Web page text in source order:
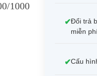
1000
Đổi trả
miễn
Cấu